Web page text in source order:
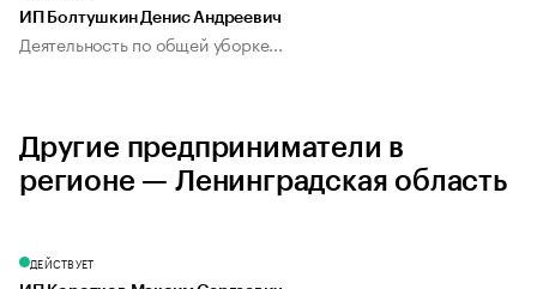
ИП Болтушкин Денис Андреевич
Деятельность по общей уборке...
Другие предприниматели в
регионе — Ленинградская область
ДЕЙСТВУЕТ